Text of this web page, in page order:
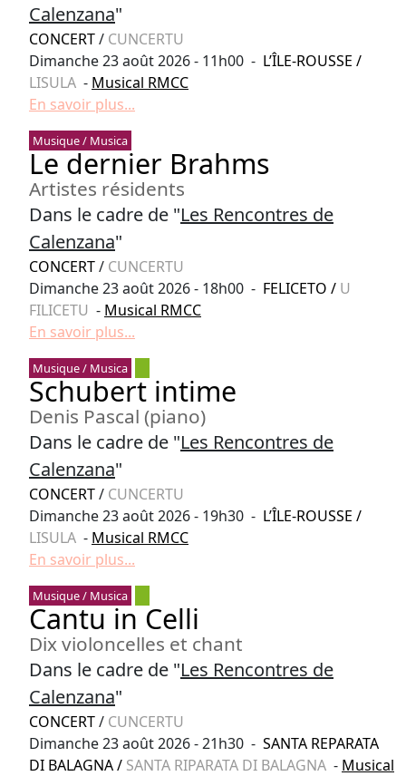
Calenzana"
CONCERT/ CUNCERTU
Dimanche 23 août 2026 - 11h00 - L’ÎLE-ROUSSE /
LISULA - Musical RMCC
En savoir plus...
Musique / Musica
Le dernier Brahms
Artistes résidents
Dans le cadre de "Les Rencontres de
Calenzana"
CONCERT/ CUNCERTU
Dimanche 23 août 2026 - 18h00 - FELICETO / U
FILICETU - Musical RMCC
En savoir plus...
Musique / Musica
Schubert intime
Denis Pascal (piano)
Dans le cadre de "Les Rencontres de
Calenzana"
CONCERT/ CUNCERTU
Dimanche 23 août 2026 - 19h30 - L’ÎLE-ROUSSE /
LISULA - Musical RMCC
En savoir plus...
Musique / Musica
Cantu in Celli
Dix violoncelles et chant
Dans le cadre de "Les Rencontres de
Calenzana"
CONCERT/ CUNCERTU
Dimanche 23 août 2026 - 21h30 - SANTA REPARATA
DI BALAGNA/ SANTA RIPARATA DI BALAGNA - Musical